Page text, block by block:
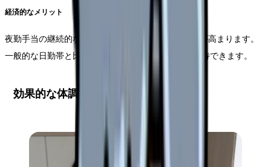
経済的なメリット
夜勤手当の継続的な確保により、給与面での安定性が高まります。
一般的な日勤帯と比較して20-30%程度の収入増が期待できます。
効果的な体調管理